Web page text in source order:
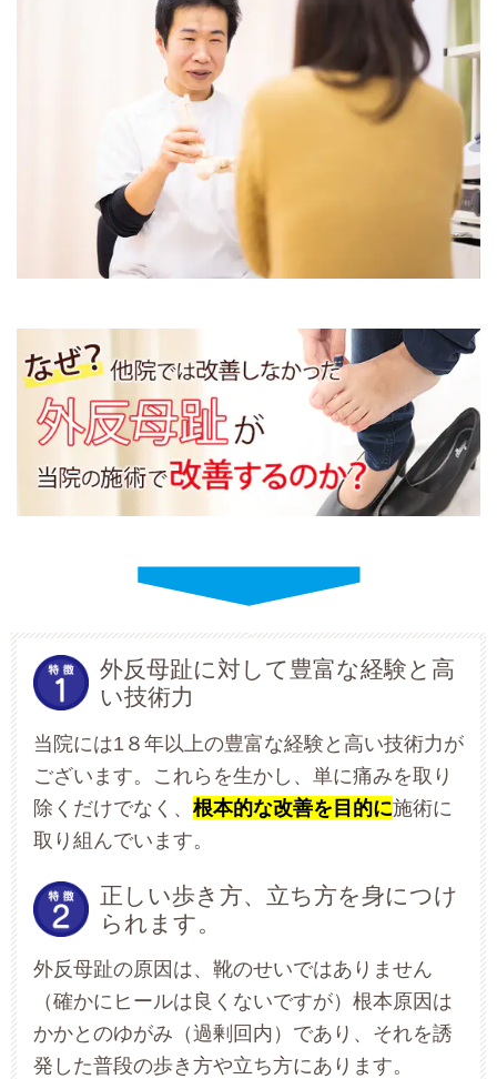
外反母趾に対して豊富な経験と高
い技術力
当院には1８年以上の豊富な経験と高い技術力が
ございます。これらを生かし、単に痛みを取り
除くだけでなく、 根本的な改善を目的に施術に
取り組んでいます。
正しい歩き方、立ち方を身につけ
られます。
外反母趾の原因は、靴のせいではありません
（確かにヒールは良くないですが）根本原因は
かかとのゆがみ（過剰回内）であり、それを誘
発した普段の歩き方や立ち方にあります。